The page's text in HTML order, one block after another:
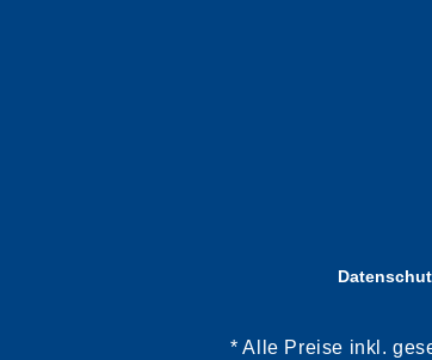
* Alle Preise inkl.